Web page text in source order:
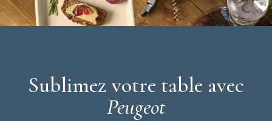
Couleur : Transparent
il s'agit d'un sel de roche
"Moulins Peugeot : la référence de la cuisine."
Sublimez votre table avec
Peugeot